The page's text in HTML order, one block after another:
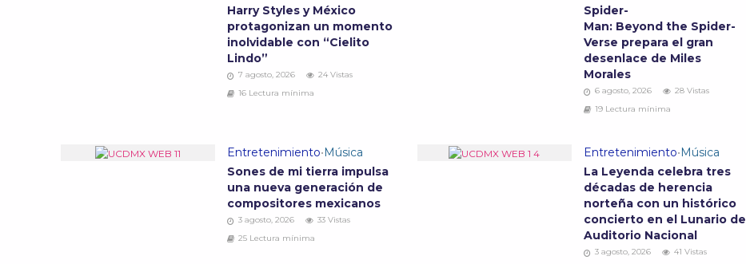
Harry Styles y México
protagonizan un momento
inolvidable con “Cielito
Lindo”
7 agosto, 2026
24 Vistas
16 Lectura mínima
Spider-
Man: Beyond the Spider-
Verse prepara el gran
desenlace de Miles
Morales
6 agosto, 2026
28 Vistas
19 Lectura mínima
Entretenimiento• Música
Sones de mi tierra impulsa
una nueva generación de
compositores mexicanos
3 agosto, 2026
33 Vistas
25 Lectura mínima
Entretenimiento• Música
La Leyenda celebra tres
décadas de herencia
norteña con un histórico
concierto en el Lunario del
Auditorio Nacional
3 agosto, 2026
41 Vistas